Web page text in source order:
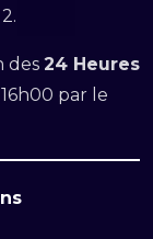
des 24 Heures
par le